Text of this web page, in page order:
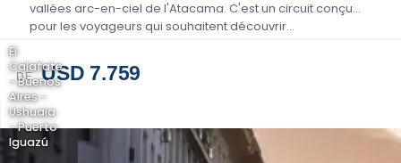
vallées arc-en-ciel de l'Atacama. C'est un circuit conçu
pour les voyageurs qui souhaitent découvrir…
DE USD 7.759
El
Calafate
- Buenos
Aires -
Ushuaia
- Puerto
Iguazú